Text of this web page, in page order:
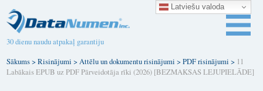
30 dienu naudu atpakaļ garantiju
Sākums>Risinājumi >Attēlu un dokumentu risinājumi >PDF risinājumi > 11
Labākais EPUB uz PDF Pārveidotāja rīki (2026) [BEZMAKSAS LEJUPIELĀDE]
Latviešu valoda